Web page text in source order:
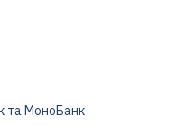
та МоноБанк